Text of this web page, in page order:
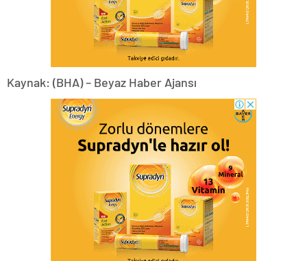
Kaynak: (BHA) – Beyaz Haber Ajansı